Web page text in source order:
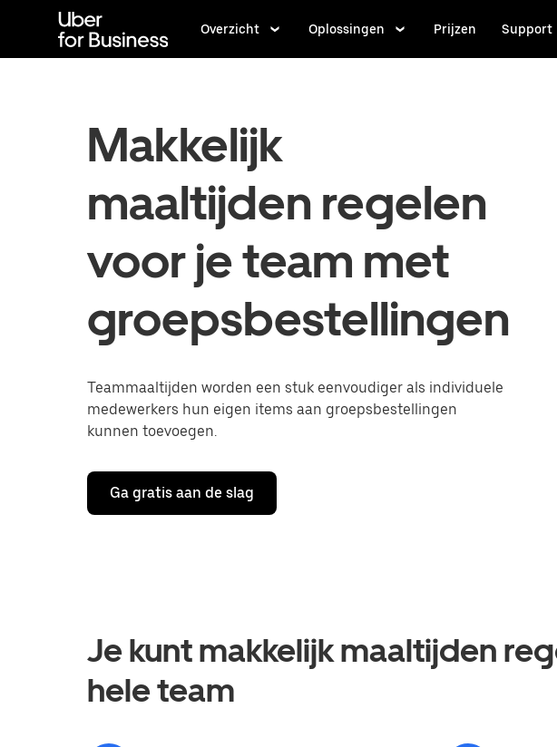
hoofdinhoud
Overzicht Oplossingen Prijzen Support
Makkelijk
maaltijden regelen
voor je team met
groepsbestellingen
Teammaaltijden worden een stuk eenvoudiger als individuele
medewerkers hun eigen items aan groepsbestellingen
kunnen toevoegen.
Ga gratis aan de slag
Je kunt makkelijk maaltijden
hele team